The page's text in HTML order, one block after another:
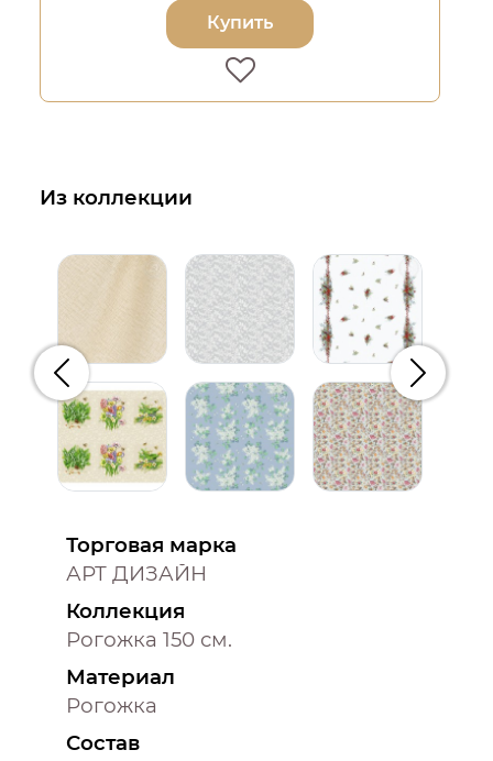
Купить
Из коллекции
Предыдущий
Торговая марка
АРТ ДИЗАЙН
Коллекция
Рогожка 150 см.
Материал
Рогожка
Состав